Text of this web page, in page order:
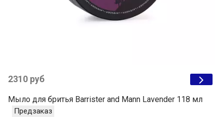
2310 руб
Мыло для бритья Barrister and Mann Lavender 118 мл
Предзаказ